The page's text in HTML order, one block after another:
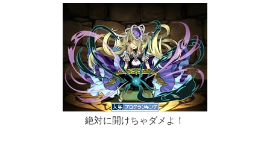
絶対に開けちゃダメよ！